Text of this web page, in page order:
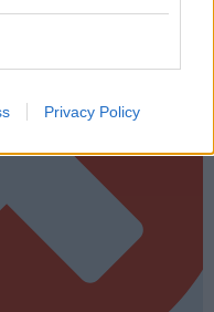
Privacy Policy